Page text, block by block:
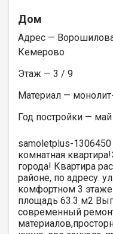
Дом
Адрес —
Кемерово
Этаж — 3 / 9
Материал —
Год постройки —
samoletplus-
комнатная
города! Квартира
районе, по адресу:
комфортном 3
площадь 63.3 м2
современный